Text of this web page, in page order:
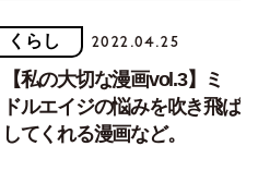
くらし 2022.04.25
【私の大切な漫画vol.3】ミ
ドルエイジの悩みを吹き飛ば
してくれる漫画など。